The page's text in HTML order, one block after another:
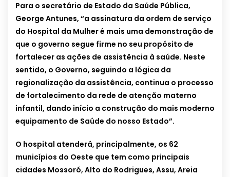
Para o secretário de Estado da Saúde Pública,
George Antunes, “a assinatura da ordem de serviço
do Hospital da Mulher é mais uma demonstração de
que o governo segue firme no seu propósito de
fortalecer as ações de assistência à saúde. Neste
sentido, o Governo, seguindo a lógica da
regionalização da assistência, continua o processo
de fortalecimento da rede de atenção materno
infantil, dando início a construção do mais moderno
equipamento de Saúde do nosso Estado”.
O hospital atenderá, principalmente, os 62
municípios do Oeste que tem como principais
cidades Mossoró, Alto do Rodrigues, Assu, Areia